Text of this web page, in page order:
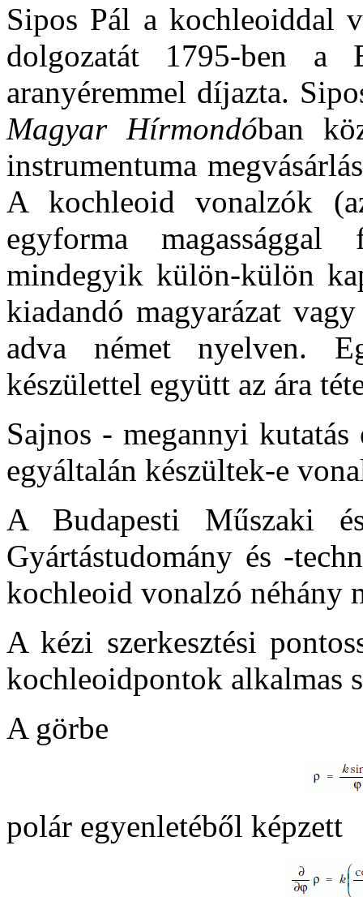
Sipos Pál a kochleoiddal
dolgozatát 1795-ben a
aranyéremmel díjazta.
Magyar Hírmondóban
instrumentuma
A kochleoid vonalzók
egyforma
mindegyik külön-külön
kiadandó magyarázat
adva német nyelven.
készülettel együtt az ára
Sajnos - megannyi
egyáltalán készültek-e
A Budapesti Műszaki
Gyártástudomány és -
kochleoid vonalzó néhány
A kézi szerkesztési
kochleoidpontok alkalmas
A görbe
polár egyenletéből képzett